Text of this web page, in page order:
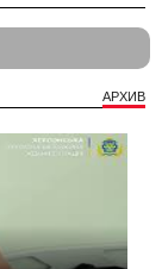
АРХИВ